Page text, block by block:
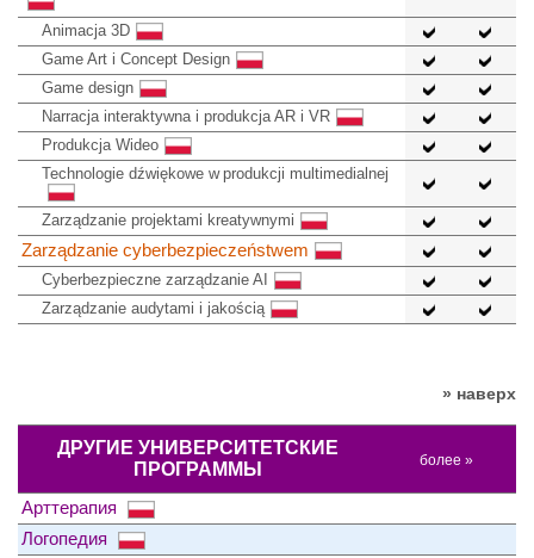
Animacja 3D
Game Art i Concept Design
Game design
Narracja interaktywna i produkcja AR i VR
Produkcja Wideo
Technologie dźwiękowe w produkcji multimedialnej
Zarządzanie projektami kreatywnymi
Zarządzanie cyberbezpieczeństwem
Cyberbezpieczne zarządzanie AI​
Zarządzanie audytami i jakością
» наверх
ДРУГИЕ УНИВЕРСИТЕТСКИЕ
ПРОГРАММЫ
более »
Арттерапия
Логопедия